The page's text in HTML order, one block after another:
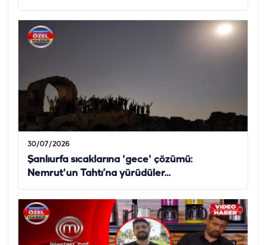
30/07/2026
Şanlıurfa sıcaklarına 'gece' çözümü:
Nemrut'un Tahtı’na yürüdüler…